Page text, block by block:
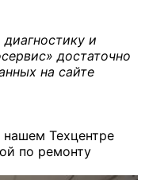
и
достаточно
на сайте
Техцентре
по ремонту